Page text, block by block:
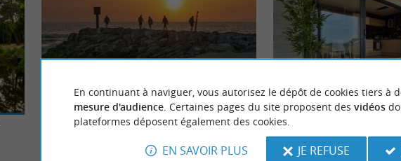
Le Top 10 des choses à faire en vacances à
Le Clos de Gascogne, votre
dans les Landes à
En continuant à naviguer, vous autorisez le dépôt de cookies tiers à
mesure d'audience. Certaines pages du site proposent des vidéos
plateformes déposent également des cookies.
EN SAVOIR PLUS JE REFUSE